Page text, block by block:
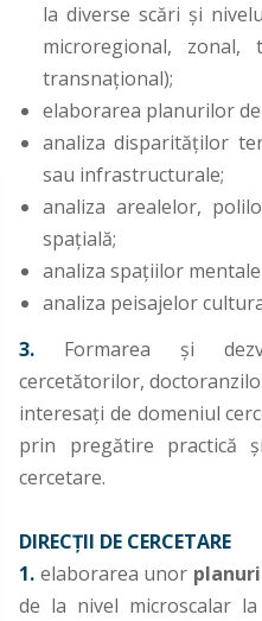
la diverse scări şi
microregional, zonal,
transnaţional);
elaborarea planurilor
analiza disparităţilor
sau infrastructurale;
analiza arealelor,
spaţială;
analiza spaţiilor
analiza peisajelor
3. Formarea şi
cercetătorilor,
interesaţi de domeniul
prin pregătire practică
cercetare.
DIRECŢII DE CERCETARE
1. elaborarea unor
de la nivel microscalar